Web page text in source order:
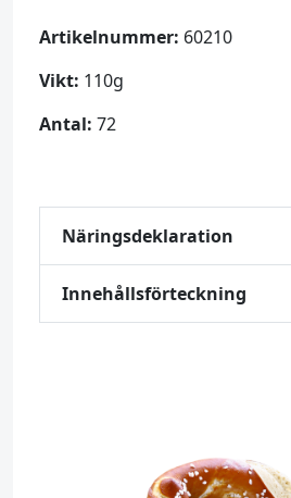
Artikelnummer: 60210
Vikt: 110g
Antal: 72
Näringsdeklaration
Innehållsförteckning